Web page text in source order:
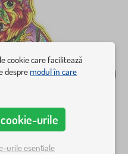
cookie care facilitează
despremodul în care
urile
urile esențiale